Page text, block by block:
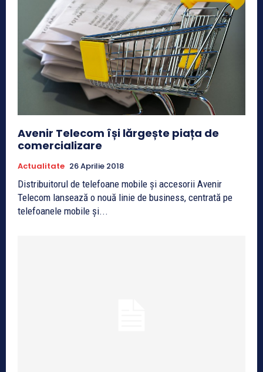
Avenir Telecom își lărgește piața de
comercializare
Actualitate 26 Aprilie 2018
Distribuitorul de telefoane mobile și accesorii Avenir
Telecom lansează o nouă linie de business, centrată pe
telefoanele mobile și...